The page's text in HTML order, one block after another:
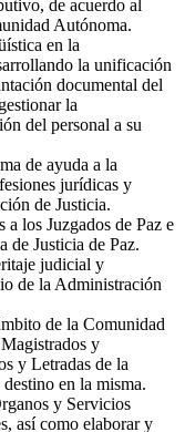
de acuerdo al
Autónoma.
en la
la unificación
documental del
la
del personal a su
de ayuda a la
jurídicas y
de Justicia.
a los Juzgados de Paz e
de Justicia de Paz.
judicial y
de la Administración
de la Comunidad
y
y Letradas de la
en la misma.
y Servicios
así como elaborar y